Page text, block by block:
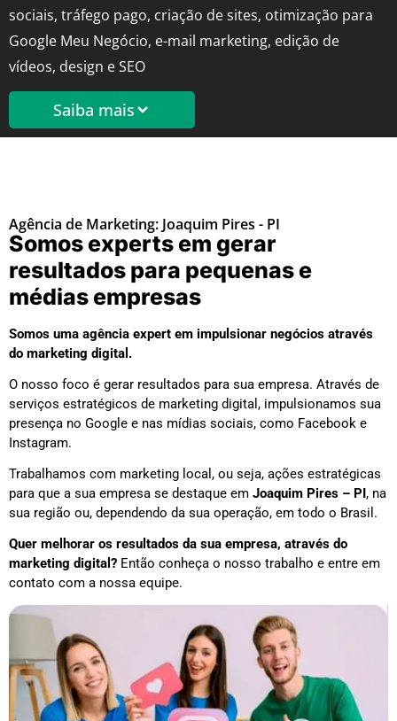
sociais, tráfego pago, criação de sites, otimização para
Google Meu Negócio, e-mail marketing, edição de
vídeos, design e SEO
Saiba mais
Agência de Marketing: Joaquim Pires - PI
Somos experts em gerar
resultados para pequenas e
médias empresas
Somos uma agência expert em impulsionar negócios através
do marketing digital.
O nosso foco é gerar resultados para sua empresa. Através de
serviços estratégicos de marketing digital, impulsionamos sua
presença no Google e nas mídias sociais, como Facebook e
Instagram.
Trabalhamos com marketing local, ou seja, ações estratégicas
para que a sua empresa se destaque em Joaquim Pires – PI, na
sua região ou, dependendo da sua operação, em todo o Brasil.
Quer melhorar os resultados da sua empresa, através do
marketing digital? Então conheça o nosso trabalho e entre em
contato com a nossa equipe.